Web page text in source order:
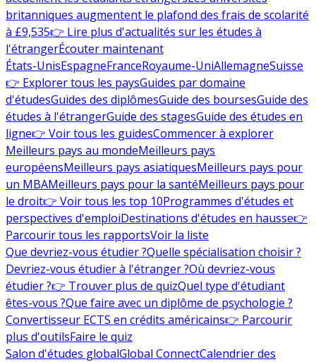
britanniques augmentent le plafond des frais de scolarité
à £9,535👉 Lire plus d'actualités sur les études à
l'étrangerÉcouter maintenant
États-UnisEspagneFranceRoyaume-UniAllemagneSuisse
👉 Explorer tous les paysGuides par domaine
d'étudesGuides des diplômesGuide des boursesGuide des
études à l'étrangerGuide des stagesGuide des études en
ligne👉 Voir tous les guidesCommencer à explorer
Meilleurs pays au mondeMeilleurs pays
européensMeilleurs pays asiatiquesMeilleurs pays pour
un MBAMeilleurs pays pour la santéMeilleurs pays pour
le droit👉 Voir tous les top 10Programmes d'études et
perspectives d'emploiDestinations d'études en hausse👉
Parcourir tous les rapportsVoir la liste
Que devriez-vous étudier ?Quelle spécialisation choisir ?
Devriez-vous étudier à l'étranger ?Où devriez-vous
étudier ?👉 Trouver plus de quizQuel type d'étudiant
êtes-vous ?Que faire avec un diplôme de psychologie ?
Convertisseur ECTS en crédits américains👉 Parcourir
plus d'outilsFaire le quiz
Salon d'études globalGlobal ConnectCalendrier des